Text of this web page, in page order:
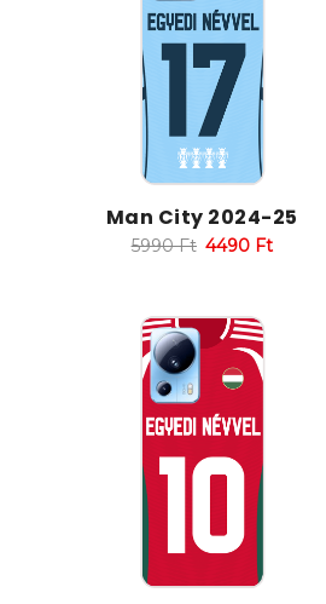
Man City 2024-25
5990Ft 4490 Ft